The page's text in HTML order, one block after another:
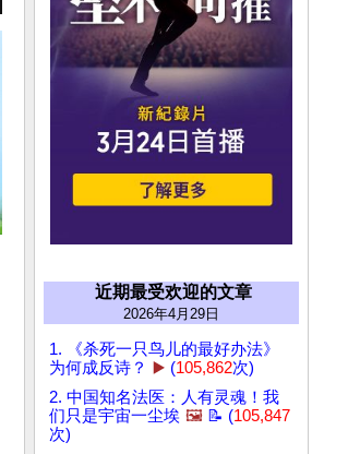
近期最受欢迎的文章
2026年4月29日
1. 《杀死一只鸟儿的最好办法》
为何成反诗？
▶️ (105,862次)
2. 中国知名法医：人有灵魂！我
们只是宇宙一尘埃 🖼️ 📝 (105,847
次)